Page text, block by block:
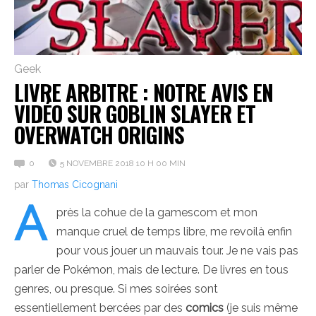
Geek
LIVRE ARBITRE : NOTRE AVIS EN
VIDÉO SUR GOBLIN SLAYER ET
OVERWATCH ORIGINS
0 5 NOVEMBRE 2018 10 H 00 MIN
par Thomas Cicognani
A
près la cohue de la gamescom et mon
manque cruel de temps libre, me revoilà enfin
pour vous jouer un mauvais tour. Je ne vais pas
parler de Pokémon, mais de lecture. De livres en tous
genres, ou presque. Si mes soirées sont
essentiellement bercées par des comics (je suis même